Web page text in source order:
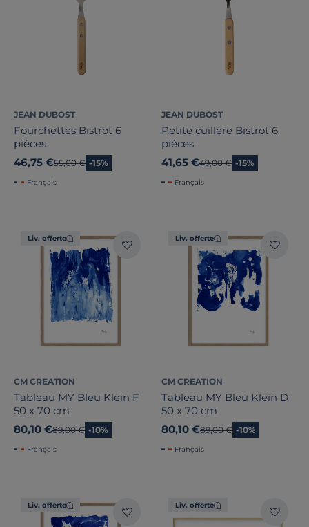
JEAN DUBOST
Fourchettes Bistrot 6
pièces
46,75 €Ancien prix
55,00 € -15%
Français
JEAN DUBOST
Petite cuillère Bistrot 6
pièces
41,65 €Ancien prix
49,00 € -15%
Français
Liv. offerte
CM CREATION
Tableau MY Bleu Klein F
50 x 70 cm
80,10 €Ancien prix
89,00 € -10%
Français
Liv. offerte
CM CREATION
Tableau MY Bleu Klein D
50 x 70 cm
80,10 €Ancien prix
89,00 € -10%
Français
Liv. offerte Liv. offerte